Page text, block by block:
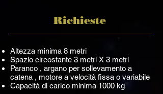
Altezza minima 8 metri
Spazio circostante 3 metri X 3 metri
Paranco , argano per sollevamento a
catena , motore a velocità fissa o variabile
Capacità di carico minima 1000 kg
Richieste